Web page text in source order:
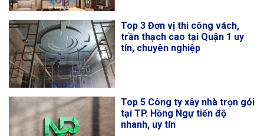
Top 3 Đơn vị thi công vách,
trần thạch cao tại Quận 1 uy
tín, chuyên nghiệp
Top 5 Công ty xây nhà trọn gói
tại TP. Hồng Ngự tiến độ
nhanh, uy tín